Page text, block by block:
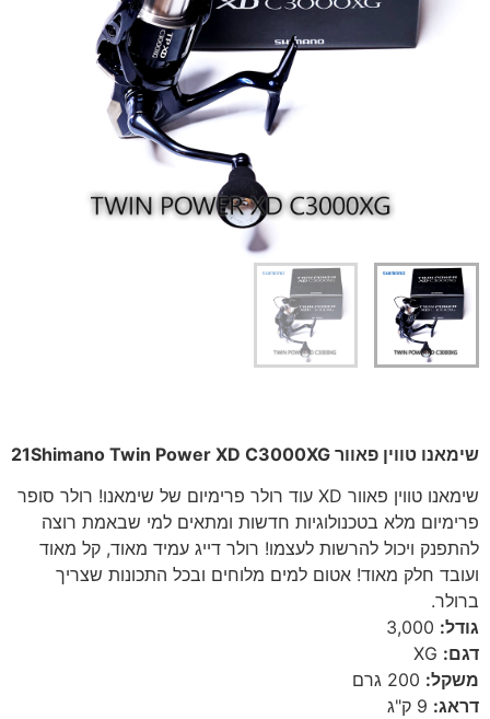
שימאנו טווין פאוור 21Shimano Twin Power XD C3000XG
שימאנו טווין פאוור XD עוד רולר פרימיום של שימאנו! רולר סופר
פרימיום מלא בטכנולוגיות חדשות ומתאים למי שבאמת רוצה
להתפנק ויכול להרשות לעצמו! רולר דייג עמיד מאוד, קל מאוד
ועובד חלק מאוד! אטום למים מלוחים ובכל התכונות שצריך
ברולר.
גודל:
דגם:
משקל:
דראג: